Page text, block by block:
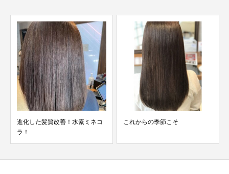
これからの季節こそ インナーカラー